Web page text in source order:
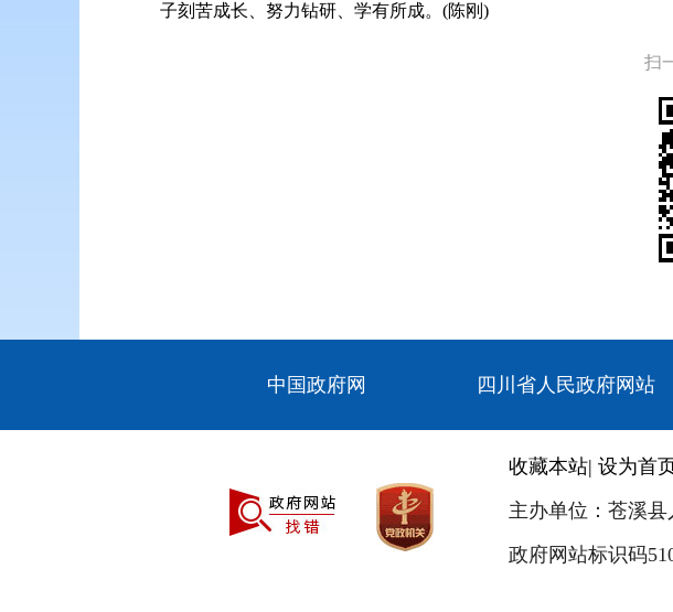
子刻苦成长、努力钻研、学有所成。(陈刚)
扫
中国政府网 四川省人民政府网站
收藏本站| 设为首
主办单位：苍溪
政府网站标识码